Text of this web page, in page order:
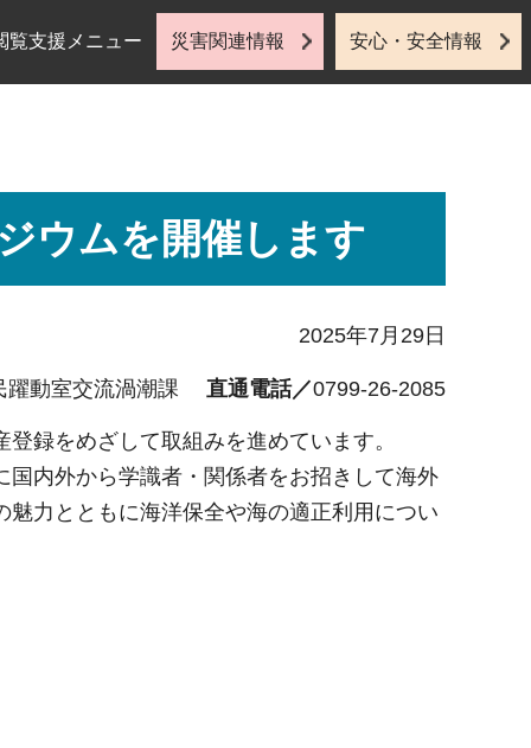
覧支援メニュー 災害関連情報 安心・安全情報
ウムを開催します
2025年7月29日
躍動室交流渦潮課 直通電話／0799-26-2085
録をめざして取組みを進めています。
内外から学識者・関係者をお招きして海外
力とともに海洋保全や海の適正利用につい